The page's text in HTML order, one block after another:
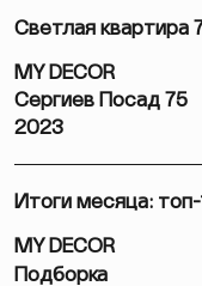
Светлая квартира
MY DECOR
Сергиев Посад 75
2023
Итоги месяца:
MY DECOR
Подборка